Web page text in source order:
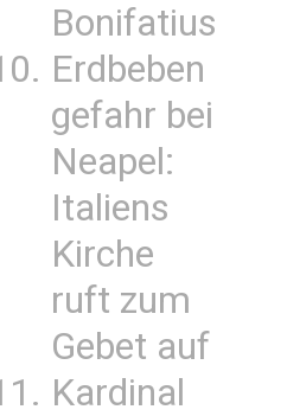
Bonifatius
Erdbeben
gefahr bei
Neapel:
Italiens
Kirche
ruft zum
Gebet auf
Kardinal